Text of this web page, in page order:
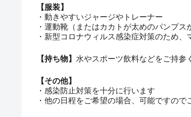
【服装】
・動きやすいジャージやトレーナー
・運動靴（またはカカトが太めのパンプス
・新型コロナウィルス感染症対策のため
【持ち物】 水やスポーツ飲料などをご持参
【その他】
・感染防止対策を十分に行います
・他の日程をご希望の場合、可能ですの